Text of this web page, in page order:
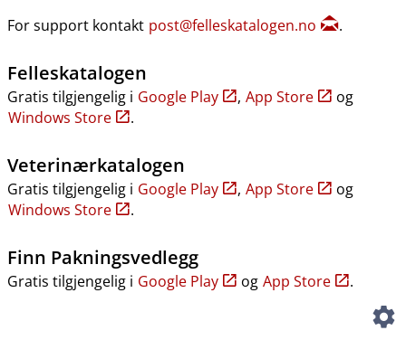
For support kontakt post@felleskatalogen.no .
Felleskatalogen
Gratis tilgjengelig i Google Play , App Store
og
Windows Store
.
Veterinærkatalogen
Gratis tilgjengelig i Google Play , App Store
og
Windows Store
.
Finn Pakningsvedlegg
Gratis tilgjengelig i Google Play og App Store .